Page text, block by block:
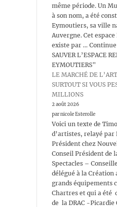
même période. Un
à son nom, a été
Eymoutiers, sa ville
Auvergne. Cet
existe par …
SAUVER L’ESPACE
EYMOUTIERS"
LE MARCHÉ DE
SURTOUT SI VOUS
MILLIONS
2 août 2026
par nicole Esterolle
Voici un texte de
d’artistes, relayé par
Président chez
Conseil Président de
Spectacles –
délégué à la
grands équipements
Chartres et qui a été
de la DRAC -Picardie